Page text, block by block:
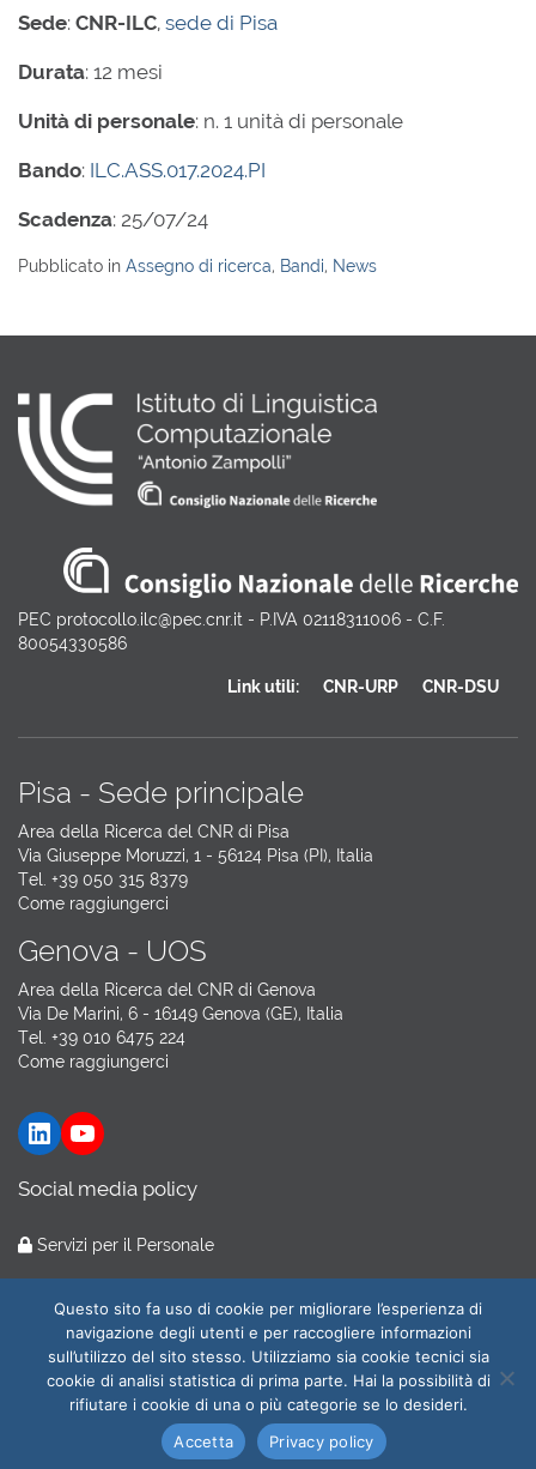
Sede: CNR-ILC, sede di Pisa
Durata: 12 mesi
Unità di personale: n. 1 unità di personale
Bando: ILC.ASS.017.2024.PI
Scadenza: 25/07/24
Pubblicato in Assegno di ricerca, Bandi, News
PEC protocollo.ilc@pec.cnr.it - P.IVA 02118311006 - C.F.
80054330586
Link utili: CNR-URP CNR-DSU
Pisa - Sede principale
Area della Ricerca del CNR di Pisa
Via Giuseppe Moruzzi, 1 - 56124 Pisa (PI), Italia
Tel. +39 050 315 8379
Come raggiungerci
Genova - UOS
Area della Ricerca del CNR di Genova
Via De Marini, 6 - 16149 Genova (GE), Italia
Tel. +39 010 6475 224
Come raggiungerci
LinkedIn YouTube
Social media policy
Servizi per il Personale
© 2026CNR-ILCAll Rights Reserved.
Amministrazione trasparente|Privacy e cookie policy
Master:webmaster@ilc.cnr.it
Questo sito fa uso di cookie per migliorare l’esperienza di
navigazione degli utenti e per raccogliere informazioni
sull’utilizzo del sito stesso. Utilizziamo sia cookie tecnici sia
cookie di analisi statistica di prima parte. Hai la possibilità di
rifiutare i cookie di una o più categorie se lo desideri.
Accetta
Privacy policy